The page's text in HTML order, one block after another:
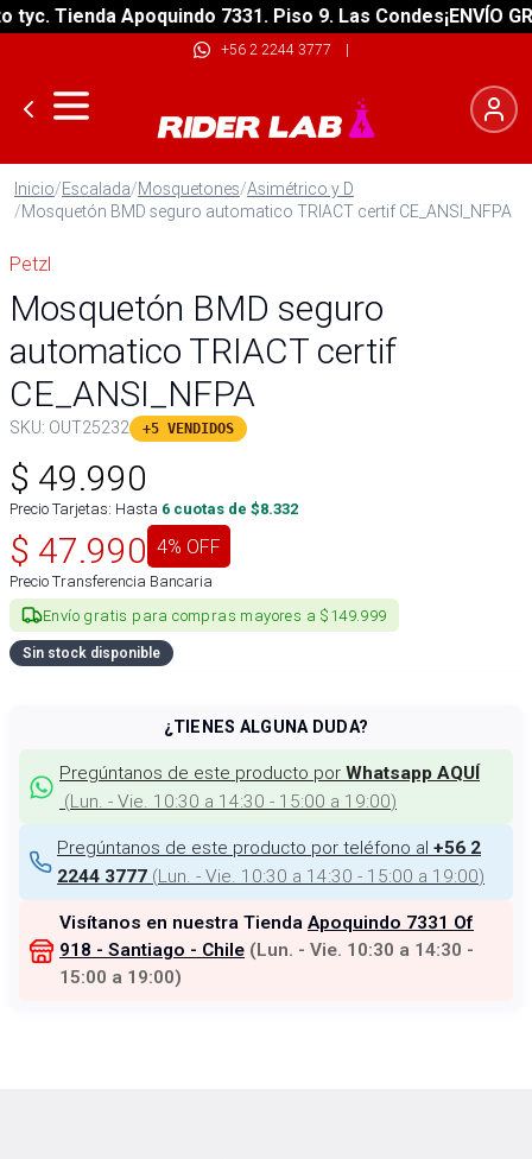
Tienda Apoquindo 7331. Piso 9. Las Condes¡ENVÍO
+56 2 2244 3777 |
Inicio/Escalada/Mosquetones/Asimétrico y D
/Mosquetón BMD seguro automatico TRIACT certif CE_ANSI_NFPA
Petzl
Mosquetón BMD seguro
automatico TRIACT certif
CE_ANSI_NFPA
SKU: OUT25232 +5 VENDIDOS
$ 49.990
Precio Tarjetas: Hasta 6 cuotas de $8.332
$ 47.990 4% OFF
Precio Transferencia Bancaria
Envío gratis para compras mayores a $149.999
Sin stock disponible
¿TIENES ALGUNA DUDA?
Pregúntanos de este producto por Whatsapp AQUÍ
(Lun. - Vie. 10:30 a 14:30 - 15:00 a 19:00)
Pregúntanos de este producto por teléfono al +56 2
2244 3777 (Lun. - Vie. 10:30 a 14:30 - 15:00 a 19:00)
Visítanos en nuestra Tienda Apoquindo 7331 Of
918 - Santiago - Chile (Lun. - Vie. 10:30 a 14:30 -
15:00 a 19:00)